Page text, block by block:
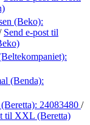
(Beko):
Send e-post til
(Benda):
24083480 /
til XXL (Beretta)